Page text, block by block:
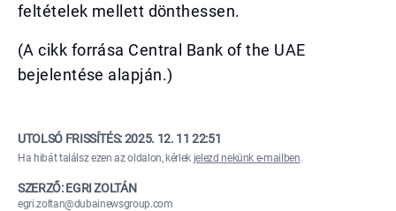
feltételek mellett dönthessen.
(A cikk forrása Central Bank of the UAE
bejelentése alapján.)
UTOLSÓ FRISSÍTÉS:2025. 12. 11 22:51
Ha hibát találsz ezen az oldalon, kérlek jelezd nekünk e-mailben.
SZERZŐ: EGRI ZOLTÁN
egri.zoltan@dubainewsgroup.com